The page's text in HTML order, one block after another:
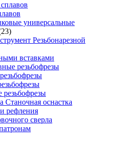
универсальные
Резьбонарезной
вставками
резьбофрезы
Станочная оснастка
рефления
сверла